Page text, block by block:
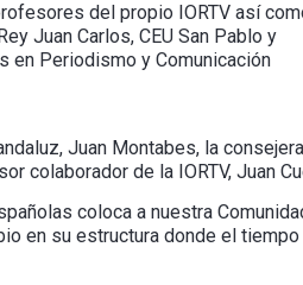
del propio IORTV así
Juan Carlos, CEU San Pablo y
en Periodismo y Comunicación
Juan Montabes, la consejera
colaborador de la IORTV, Juan
coloca a nuestra
en su estructura donde el tiempo